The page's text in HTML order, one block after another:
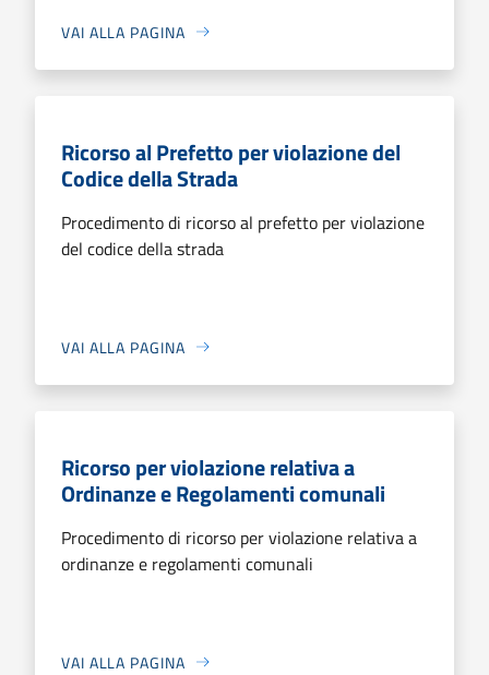
VAI ALLA PAGINA
Ricorso al Prefetto per violazione del
Codice della Strada
Procedimento di ricorso al prefetto per violazione
del codice della strada
VAI ALLA PAGINA
Ricorso per violazione relativa a
Ordinanze e Regolamenti comunali
Procedimento di ricorso per violazione relativa a
ordinanze e regolamenti comunali
VAI ALLA PAGINA